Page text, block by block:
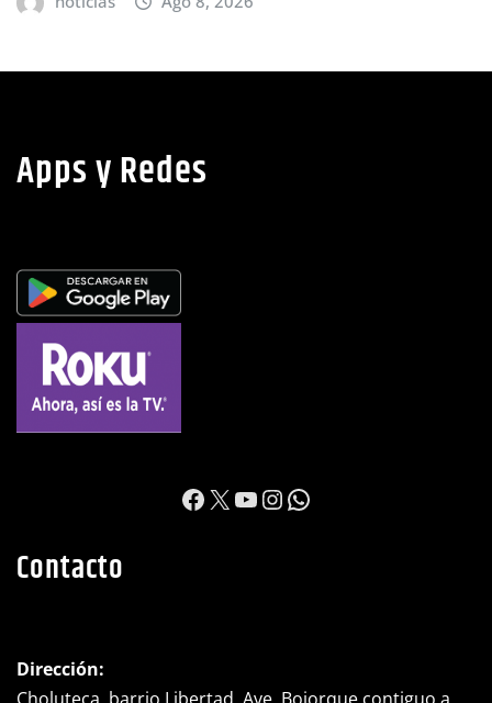
noticias Ago 8, 2026
Apps y Redes
https://
X YouTube
Instagram
WhatsApp
Contacto
Dirección: